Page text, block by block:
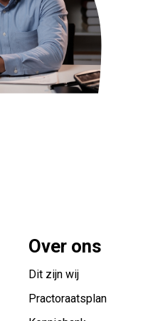
Over ons
Dit zijn wij
Practoraatsplan